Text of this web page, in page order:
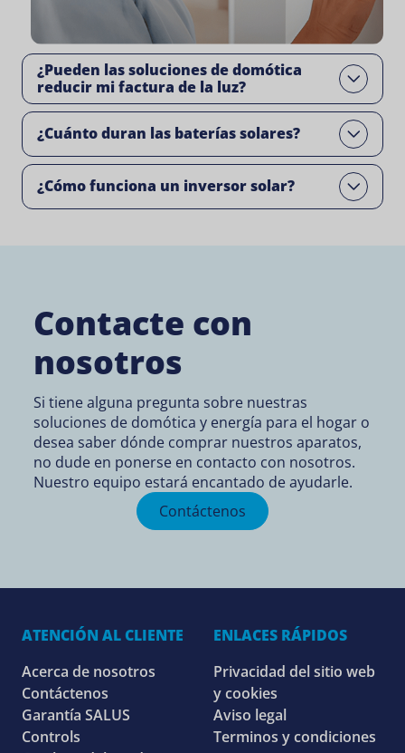
¿Pueden las soluciones de domótica
reducir mi factura de la luz?
Open
¿Cuánto duran las baterías solares? Open
¿Cómo funciona un inversor solar? Open
Contacte con
nosotros
Si tiene alguna pregunta sobre nuestras
soluciones de domótica y energía para el hogar o
desea saber dónde comprar nuestros aparatos,
no dude en ponerse en contacto con nosotros.
Nuestro equipo estará encantado de ayudarle.
Contáctenos
ATENCIÓN AL CLIENTE
Acerca de nosotros
Contáctenos
Garantía SALUS
Controls
ENLACES RÁPIDOS
Privacidad del sitio web
y cookies
Aviso legal
Terminos y condiciones